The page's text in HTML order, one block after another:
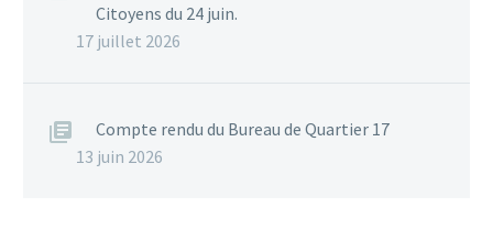
Citoyens du 24 juin.
17 juillet 2026
Compte rendu du Bureau de Quartier 17
13 juin 2026